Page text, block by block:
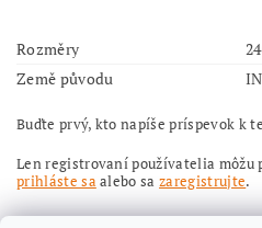
Rozměry
Země původu
Buďte prvý, kto napíše príspevok k
Len registrovaní používatelia môžu
prihláste saalebo sazaregistrujte.